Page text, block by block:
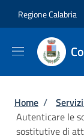
Regione Calabria
Briciole
Home /
Autenticare le
sostitutive di